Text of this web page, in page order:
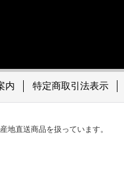
内 特定商取引法表示
地直送商品を扱っています。